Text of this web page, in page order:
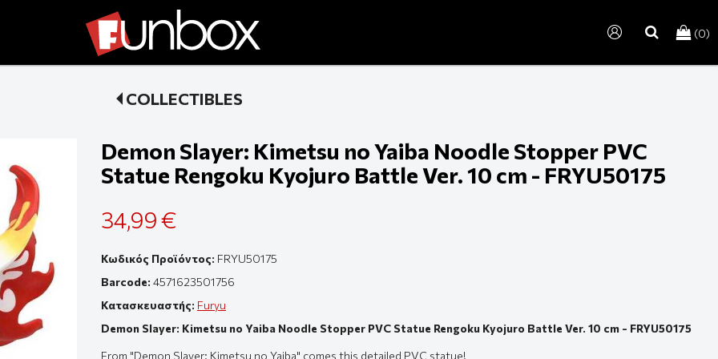
(0)
search
COLLECTIBLES
Demon Slayer: Kimetsu no Yaiba Noodle Stopper PVC
Statue Rengoku Kyojuro Battle Ver. 10 cm - FRYU50175
34,99 €
Κωδικός Προϊόντος: FRYU50175
Barcode: 4571623501756
Κατασκευαστής: Furyu
Demon Slayer: Kimetsu no Yaiba Noodle Stopper PVC Statue Rengoku Kyojuro Battle Ver. 10 cm - FRYU50175
From "Demon Slayer: Kimetsu no Yaiba" comes this detailed PVC statue!